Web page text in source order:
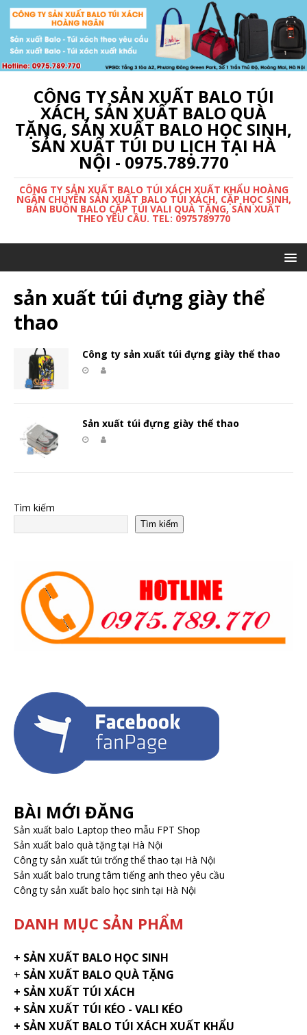
CÔNG TY SẢN XUẤT BALO TÚI
XÁCH, SẢN XUẤT BALO QUÀ
TẶNG, SẢN XUẤT BALO HỌC SINH,
SẢN XUẤT TÚI DU LỊCH TẠI HÀ
NỘI - 0975.789.770
CÔNG TY SẢN XUẤT BALO TÚI XÁCH XUẤT KHẨU HOÀNG
NGÂN CHUYÊN SẢN XUẤT BALO TÚI XÁCH, CẶP HỌC SINH,
BÁN BUÔN BALO CẶP TÚI VALI QUÀ TẶNG, SẢN XUẤT
THEO YÊU CẦU. TEL: 0975789770
sản xuất túi đựng giày thể
thao
Công ty sản xuất túi đựng giày thể thao
Sản xuất túi đựng giày thể thao
Tìm kiếm
Tìm kiếm
BÀI MỚI ĐĂNG
Sản xuất balo Laptop theo mẫu FPT Shop
Sản xuất balo quà tặng tại Hà Nội
Công ty sản xuất túi trống thể thao tại Hà Nội
Sản xuất balo trung tâm tiếng anh theo yêu cầu
Công ty sản xuất balo học sinh tại Hà Nội
DANH MỤC SẢN PHẨM
+ SẢN XUẤT BALO HỌC SINH
+ SẢN XUẤT BALO QUÀ TẶNG
+ SẢN XUẤT TÚI XÁCH
+ SẢN XUẤT TÚI KÉO - VALI KÉO
+ SẢN XUẤT BALO TÚI XÁCH XUẤT KHẨU